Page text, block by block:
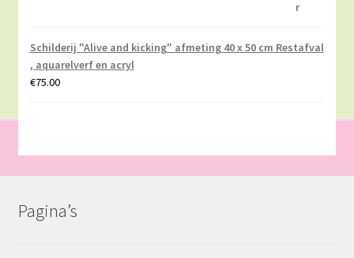
Schilderij "Alive and kicking" afmeting 40 x 50 cm Restafval
, aquarelverf en acryl
€75.00
Pagina’s